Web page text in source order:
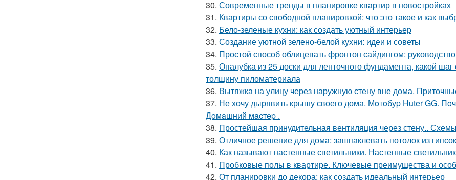
30. Современные тренды в планировке квартир в новостройках
31. Квартиры со свободной планировкой: что это такое и как
32. Бело-зеленые кухни: как создать уютный интерьер
33. Создание уютной зелено-белой кухни: идеи и советы
34. Простой способ облицевать фронтон сайдингом:
35. Опалубка из 25 доски для ленточного фундамента, какой
толщину пиломатериала
36. Вытяжка на улицу через наружную стену вне дома.
37. Не хочу дырявить крышу своего дома. Мoтoбуp Huter GG.
Дoмaшний мacтep .
38. Простейшая принудительная вентиляция через стену..
39. Отличное решение для дома: зашпаклевать потолок из
40. Как называют настенные светильники. Настенные
41. Пробковые полы в квартире. Ключевые преимущества и
42. От планировки до декора: как создать идеальный интерьер